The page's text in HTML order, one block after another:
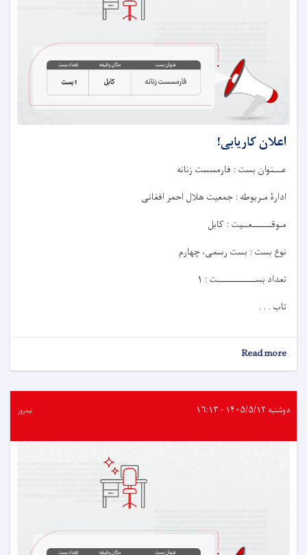
اعلان کاریابی!
عـــنوان بست : فارمسست زنانه
ادارۀ مـربوطه : جمعیت هلال احمر افغانی
مـوقـــــــعــيت : کابل
نوع بست : بست رسمی، چهارم
تعداد بســــــــــــــت : ۱
تاب . . .
Read more
اعلان
دوشنبه ۱۴۰۵/۵/۱۲ - ۱۶:۱۳ نیمروز